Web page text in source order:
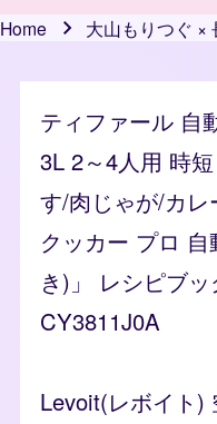
Home 大山もりつぐ ×
ティファール 自
3L 2～4人用 時
す/肉じゃが/カレ
クッカー プロ
き)」 レシピブ
CY3811J0A
Levoit(レボイト)